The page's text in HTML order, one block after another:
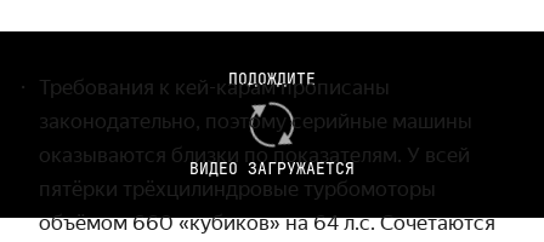
ПОДОЖДИТЕ
ВИДЕО ЗАГРУЖАЕТСЯ
Требования к кей-карам прописаны
законодательно, поэтому серийные машины
оказываются близки по показателям. У всей
пятёрки трёхцилиндровые турбомоторы
объёмом 660 «кубиков» на 64 л.с. Сочетаются